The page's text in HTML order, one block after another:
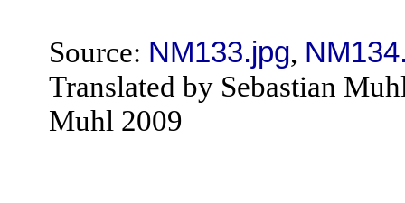
Source: NM133.jpg,
Translated by Sebastian
Muhl 2009